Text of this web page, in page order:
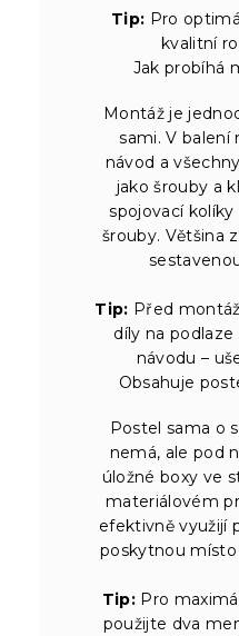
Tip: Pro
kvalitní
Jak probíhá
Montáž je
sami. V balení
návod a
jako šrouby a
spojovací
šrouby. Většina
Tip: Před
díly na
návodu –
Obsahuje
Postel sama o
nemá, ale pod
úložné boxy ve
materiálovém
efektivně využijí
poskytnou místo
Tip: Pro
použijte dva